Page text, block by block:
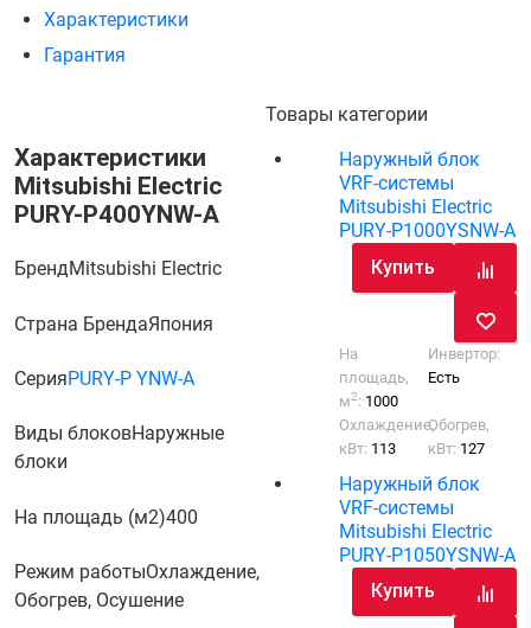
Характеристики
Гарантия
Характеристики
Mitsubishi Electric
PURY-P400YNW-A
БрендMitsubishi Electric
Страна БрендаЯпония
СерияPURY-P YNW-A
Виды блоковНаружные
блоки
На площадь (м2)400
Режим работыОхлаждение,
Обогрев, Осушение
Товары категории
Наружный блок
VRF-системы
Mitsubishi Electric
PURY-P1000YSNW-A
Купить
На
площадь,
м2: 1000
Инвертор:
Есть
Охлаждение,
кВт: 113
Обогрев,
кВт: 127
Наружный блок
VRF-системы
Mitsubishi Electric
PURY-P1050YSNW-A
Купить